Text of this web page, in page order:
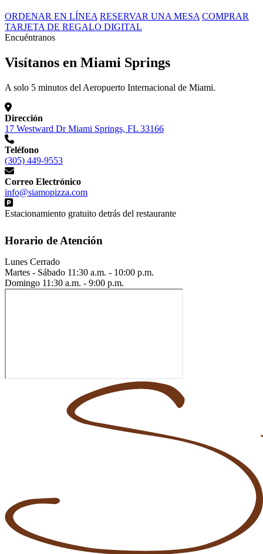
ORDENAR EN LÍNEA RESERVAR UNA MESA COMPRAR
TARJETA DE REGALO DIGITAL
Encuéntranos
Visítanos en Miami Springs
A solo 5 minutos del Aeropuerto Internacional de Miami.
Dirección
17 Westward Dr Miami Springs, FL 33166
Teléfono
(305) 449-9553
Correo Electrónico
info@siamopizza.com
Estacionamiento gratuito detrás del restaurante
Horario de Atención
Lunes Cerrado
Martes - Sábado 11:30 a.m. - 10:00 p.m.
Domingo 11:30 a.m. - 9:00 p.m.